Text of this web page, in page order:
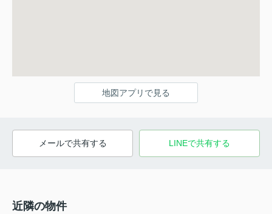
地図アプリで見る
メールで共有する LINEで共有する
近隣の物件